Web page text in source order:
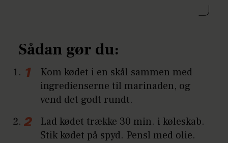
Sådan gør du:
Kom kødet i en skål sammen med
ingredienserne til marinaden, og
vend det godt rundt.
Lad kødet trække 30 min. i køleskab.
Stik kødet på spyd. Pensl med olie.